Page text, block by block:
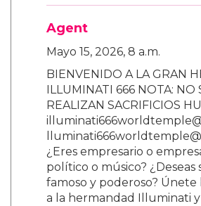
Agent
Mayo 15, 2026, 8 a.m.
BIENVENIDO A LA GRAN
ILLUMINATI 666 NOTA: NO
REALIZAN SACRIFICIOS
¿Eres empresario o
político o músico? ¿Deseas
famoso y poderoso? Únete
a la hermandad Illuminati